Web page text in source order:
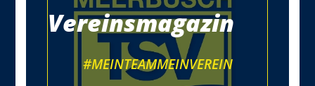
Vereinsmagazin
#MEINTEAMMEINVEREIN